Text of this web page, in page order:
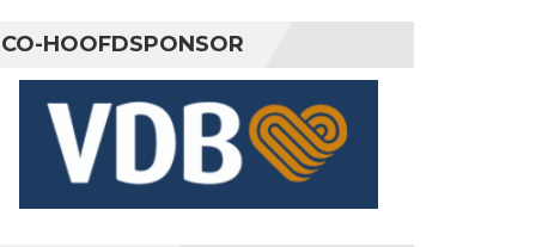
2026
CO-HOOFDSPONSOR